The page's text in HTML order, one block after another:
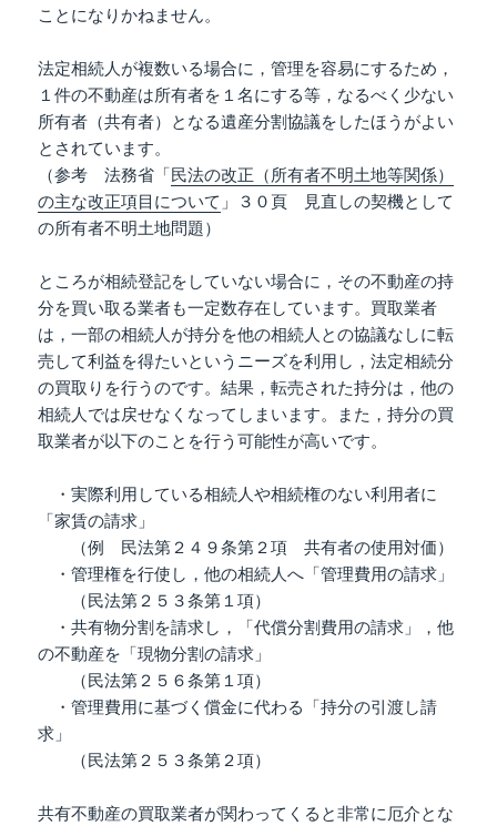
ことになりかねません。
法定相続人が複数いる場合に，管理を容易にするため，
１件の不動産は所有者を１名にする等，なるべく少ない
所有者（共有者）となる遺産分割協議をしたほうがよい
とされています。
（参考 法務省「民法の改正（所有者不明土地等関係）
の主な改正項目について 」３０頁 見直しの契機として
の所有者不明土地問題）
ところが相続登記をしていない場合に，その不動産の持
分を買い取る業者も一定数存在しています。買取業者
は，一部の相続人が持分を他の相続人との協議なしに転
売して利益を得たいというニーズを利用し，法定相続分
の買取りを行うのです。結果，転売された持分は，他の
相続人では戻せなくなってしまいます。また，持分の買
取業者が以下のことを行う可能性が高いです。
・実際利用している相続人や相続権のない利用者に
「家賃の請求」
（例 民法第２４９条第２項 共有者の使用対価）
・管理権を行使し，他の相続人へ「管理費用の請求」
（民法第２５３条第１項）
・共有物分割を請求し，「代償分割費用の請求」，他
の不動産を「現物分割の請求」
（民法第２５６条第１項）
・管理費用に基づく償金に代わる「持分の引渡し請
求」
（民法第２５３条第２項）
共有不動産の買取業者が関わってくると非常に厄介とな